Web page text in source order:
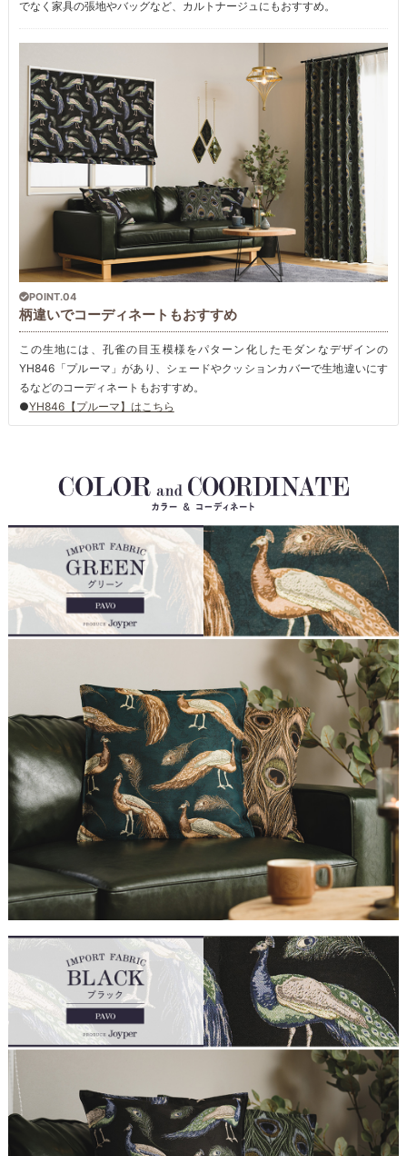
でなく家具の張地やバッグなど、カルトナージュにもおすすめ。
POINT.04
柄違いでコーディネートもおすすめ
この生地には、孔雀の目玉模様をパターン化したモダンなデザインの
YH846「プルーマ」があり、シェードやクッションカバーで生地違いにす
るなどのコーディネートもおすすめ。
●YH846【プルーマ】はこちら